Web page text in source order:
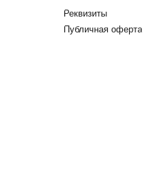
Публичная оферта
Реквизиты